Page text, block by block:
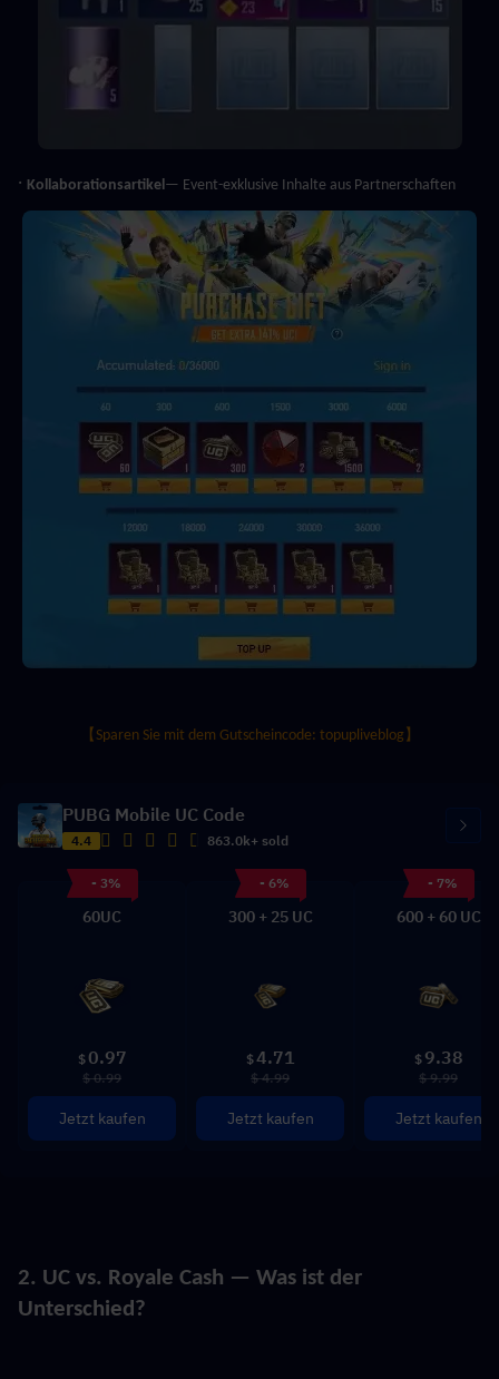
· Kollaborationsartikel— Event-exklusive Inhalte aus Partnerschaften
【Sparen Sie mit dem Gutscheincode: topupliveblog】
PUBG Mobile UC Code
4.4 863.0k+ sold
- 3%
60UC
$ 0.97
$ 0.99
Jetzt kaufen
- 6%
300 + 25 UC
$4.71
$ 4.99
Jetzt kaufen
- 7%
600 + 60 UC
$ 9.38
$ 9.99
Jetzt kaufen
2. UC vs. Royale Cash — Was ist der
Unterschied?